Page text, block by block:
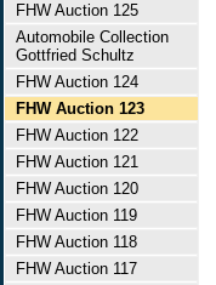
FHW Auction 125
Automobile Collection
Gottfried Schultz
FHW Auction 124
FHW Auction 123
FHW Auction 122
FHW Auction 121
FHW Auction 120
FHW Auction 119
FHW Auction 118
FHW Auction 117